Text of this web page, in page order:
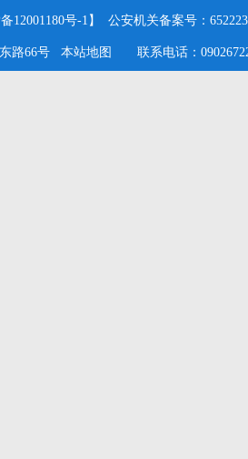
12001180号-1】 公安机关备案号：
路66号 本站地图 联系电话：